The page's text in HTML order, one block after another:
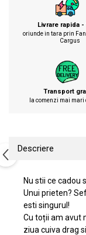
Livrare rapida -
oriunde in tara prin
Cargus
Transport
la comenzi mai mari
Descriere
Nu stii ce cadou
Unui prieten?
esti singurul!
Cu toții am avut
ziua cuiva drag